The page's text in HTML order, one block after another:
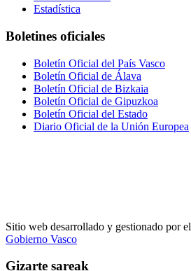
Estadística
Boletines oficiales
Boletín Oficial del País Vasco
Boletín Oficial de Álava
Boletín Oficial de Bizkaia
Boletín Oficial de Gipuzkoa
Boletín Oficial del Estado
Diario Oficial de la Unión Europea
Sitio web desarrollado y gestionado por el
Gobierno Vasco
Gizarte sareak